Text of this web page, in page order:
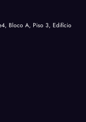
Bloco A, Piso 3, Edifício